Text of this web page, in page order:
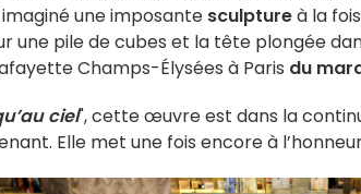
une imposante sculptureà la
une pile de cubes et la tête plongée
Champs-Élysées à Paris du
ciel", cette œuvre est dans la
Elle met une fois encore à